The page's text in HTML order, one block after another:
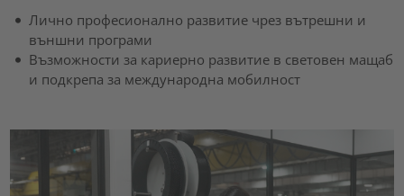
Лично професионално развитие чрез вътрешни и
външни програми
Възможности за кариерно развитие в световен мащаб
и подкрепа за международна мобилност